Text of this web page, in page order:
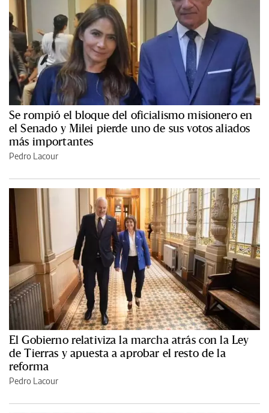
Se rompió el bloque del oficialismo misionero en
el Senado y Milei pierde uno de sus votos aliados
más importantes
Pedro Lacour
El Gobierno relativiza la marcha atrás con la Ley
de Tierras y apuesta a aprobar el resto de la
reforma
Pedro Lacour